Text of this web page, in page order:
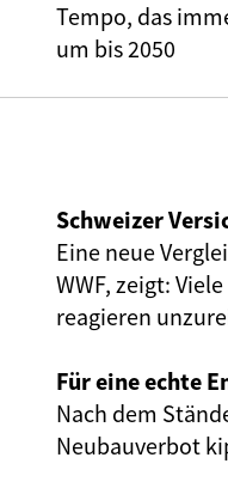
Tempo, das
um bis 2050
Schweizer
Eine neue
WWF, zeigt:
reagieren
Für eine echte
Nach dem
Neubauverbot